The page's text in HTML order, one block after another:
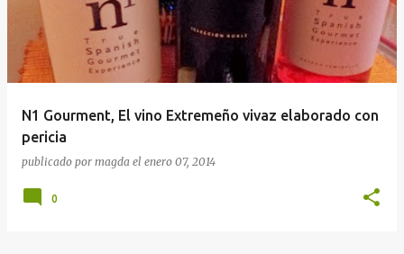
N1 Gourment, El vino Extremeño vivaz elaborado con
pericia
publicado por magda el enero 07, 2014
0